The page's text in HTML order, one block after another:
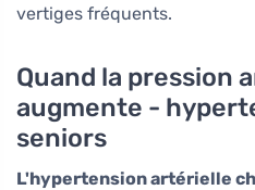
vertiges fréquents.
Quand la pression
augmente -
seniors
L'hypertension artérielle